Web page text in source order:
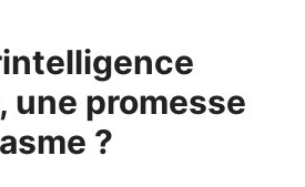
promesse
?